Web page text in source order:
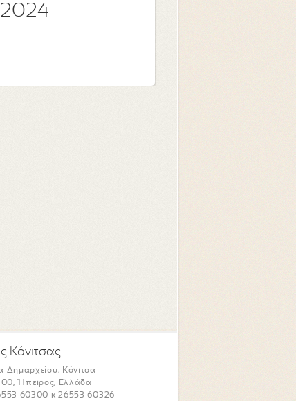
Κόνιτσας
Δημαρχείου, Κόνιτσα
Ήπειρος, Ελλάδα
60300 κ 26553 60326